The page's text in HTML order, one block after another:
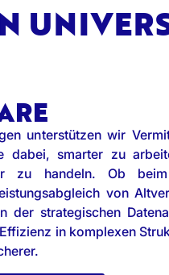
unterstützen wir
dabei, smarter zu
zu handeln. Ob
von
der strategischen
in komplexen